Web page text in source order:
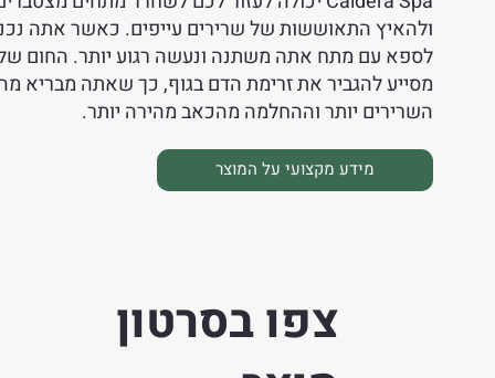
ולהאיץ התאוששות של שרירים עייפים. כאשר אתה
לספא עם מתח אתה משתנה ונעשה רגוע יותר. החום
מסייע להגביר את זרימת הדם בגוף, כך שאתה מבריא
השרירים יותר וההחלמה מהכאב מהירה יותר.
מידע מקצועי על המוצר
צפו בסרטון